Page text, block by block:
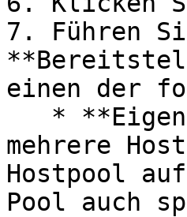
7. Führen
einen der
mehrere
Hostpool
Pool auch